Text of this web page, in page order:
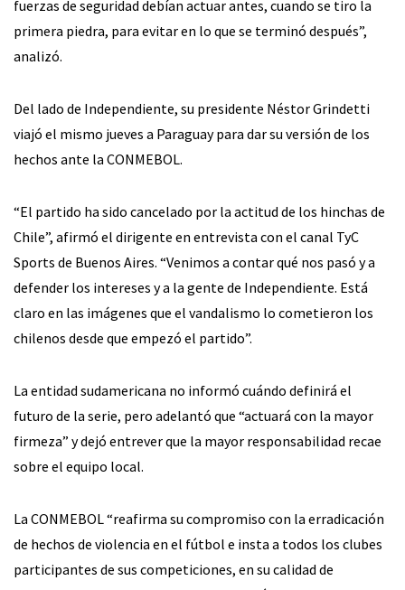
fuerzas de seguridad debían actuar antes, cuando se tiro la
primera piedra, para evitar en lo que se terminó después”,
analizó.
Del lado de Independiente, su presidente Néstor Grindetti
viajó el mismo jueves a Paraguay para dar su versión de los
hechos ante la CONMEBOL.
“El partido ha sido cancelado por la actitud de los hinchas de
Chile”, afirmó el dirigente en entrevista con el canal TyC
Sports de Buenos Aires. “Venimos a contar qué nos pasó y a
defender los intereses y a la gente de Independiente. Está
claro en las imágenes que el vandalismo lo cometieron los
chilenos desde que empezó el partido”.
La entidad sudamericana no informó cuándo definirá el
futuro de la serie, pero adelantó que “actuará con la mayor
firmeza” y dejó entrever que la mayor responsabilidad recae
sobre el equipo local.
La CONMEBOL “reafirma su compromiso con la erradicación
de hechos de violencia en el fútbol e insta a todos los clubes
participantes de sus competiciones, en su calidad de